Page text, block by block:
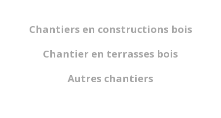
Chantiers en constructions bois
Chantier en terrasses bois
Autres chantiers